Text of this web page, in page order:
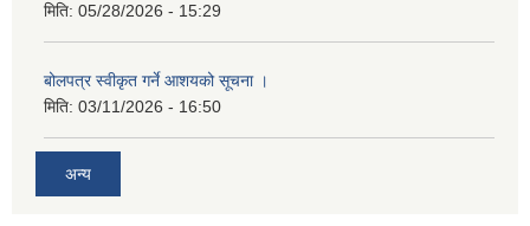
मिति: 05/28/2026 - 15:29
बोलपत्र स्वीकृत गर्ने आशयको सूचना ।
मिति: 03/11/2026 - 16:50
अन्य